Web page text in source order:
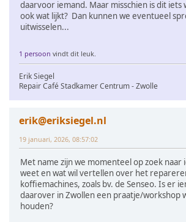
daarvoor iemand. Maar misschien is dit iets
ook wat lijkt? Dan kunnen we eventueel
uitwisselen...
1 persoon vindt dit leuk.
Erik Siegel
Repair Café Stadkamer Centrum - Zwolle
erik@eriksiegel.nl
19 januari, 2026, 08:57:02
Met name zijn we momenteel op zoek naar
weet en wat wil vertellen over het
koffiemachines, zoals bv. de Senseo. Is er
daarover in Zwollen een praatje/workshop
houden?